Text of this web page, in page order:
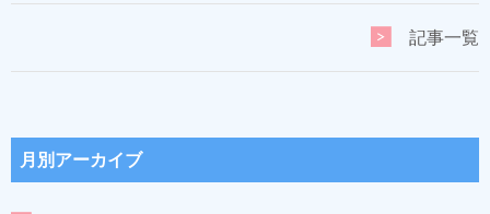
記事一覧
月別アーカイブ